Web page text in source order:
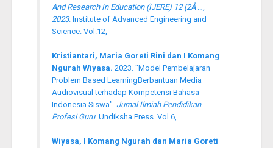
And Research In Education (IJERE) 12 (2Â …,
2023. Institute of Advanced Engineering and
Science. Vol.12,
Kristiantari, Maria Goreti Rini dan I Komang
Ngurah Wiyasa. 2023. "Model Pembelajaran
Problem Based LearningBerbantuan Media
Audiovisual terhadap Kompetensi Bahasa
Indonesia Siswa". Jurnal Ilmiah Pendidikan
Profesi Guru. Undiksha Press. Vol.6,
Wiyasa, I Komang Ngurah dan Maria Goreti